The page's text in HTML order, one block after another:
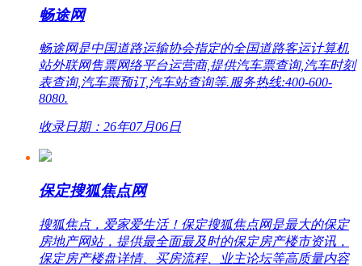
畅途网
畅途网是中国道路运输协会指定的全国道路客运计算机
站外联网售票网络平台运营商,提供汽车票查询,汽车时刻
表查询,汽车票预订,汽车站查询等.服务热线:400-600-
8080.
收录日期：26年07月06日
保定搜狐焦点网
搜狐焦点，爱家爱生活！保定搜狐焦点网是最大的保定
房地产网站，提供最全面最及时的保定房产楼市资讯，
保定房产楼盘详情、买房流程、业主论坛等高质量内容